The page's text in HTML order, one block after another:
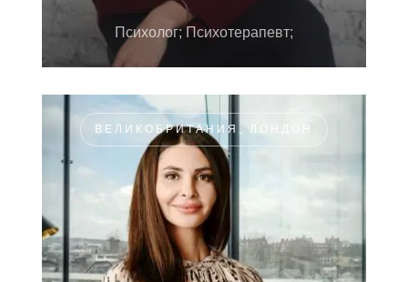
Психолог; Психотерапевт;
ВЕЛИКОБРИТАНИЯ, ЛОНДОН